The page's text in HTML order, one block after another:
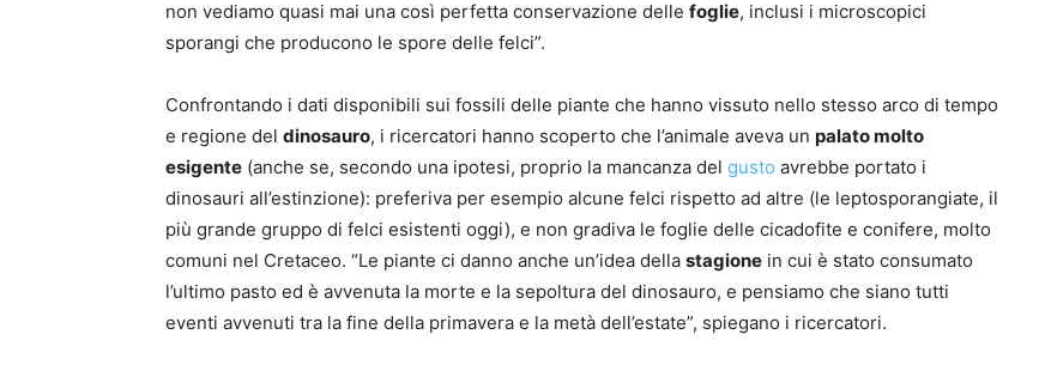
non vediamo quasi mai una così perfetta conservazione delle foglie, inclusi i microscopici
sporangi che producono le spore delle felci”.
Confrontando i dati disponibili sui fossili delle piante che hanno vissuto nello stesso arco di tempo
e regione del dinosauro, i ricercatori hanno scoperto che l’animale aveva un palato molto
esigente (anche se, secondo una ipotesi, proprio la mancanza del gusto avrebbe portato i
dinosauri all’estinzione): preferiva per esempio alcune felci rispetto ad altre (le leptosporangiate, il
più grande gruppo di felci esistenti oggi), e non gradiva le foglie delle cicadofite e conifere, molto
comuni nel Cretaceo. “Le piante ci danno anche un’idea della stagione in cui è stato consumato
l’ultimo pasto ed è avvenuta la morte e la sepoltura del dinosauro, e pensiamo che siano tutti
eventi avvenuti tra la fine della primavera e la metà dell’estate”, spiegano i ricercatori.